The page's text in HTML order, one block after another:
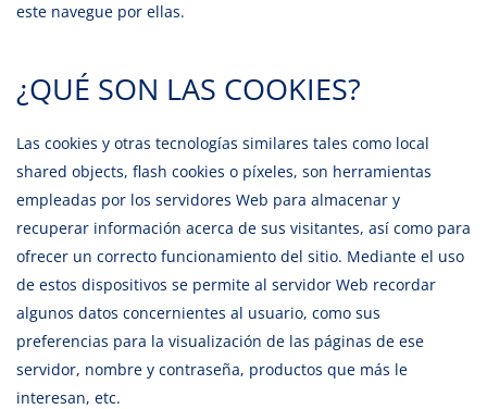
este navegue por ellas.
¿QUÉ SON LAS COOKIES?
Las cookies y otras tecnologías similares tales como local
shared objects, flash cookies o píxeles, son herramientas
empleadas por los servidores Web para almacenar y
recuperar información acerca de sus visitantes, así como para
ofrecer un correcto funcionamiento del sitio. Mediante el uso
de estos dispositivos se permite al servidor Web recordar
algunos datos concernientes al usuario, como sus
preferencias para la visualización de las páginas de ese
servidor, nombre y contraseña, productos que más le
interesan, etc.